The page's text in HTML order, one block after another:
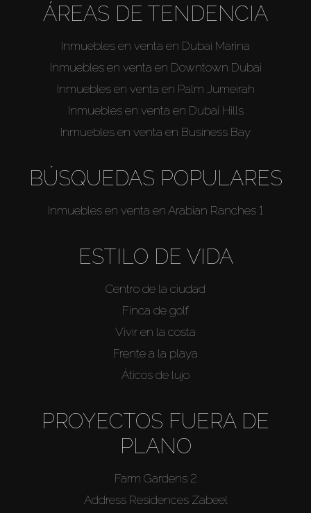
ÁREAS DE TENDENCIA
Inmuebles en venta en Dubai Marina
Inmuebles en venta en Downtown Dubai
Inmuebles en venta en Palm Jumeirah
Inmuebles en venta en Dubai Hills
Inmuebles en venta en Business Bay
BÚSQUEDAS POPULARES
Inmuebles en venta en Arabian Ranches 1
ESTILO DE VIDA
Centro de la ciudad
Finca de golf
Vivir en la costa
Frente a la playa
Áticos de lujo
PROYECTOS FUERA DE
PLANO
Farm Gardens 2
Address Residences Zabeel